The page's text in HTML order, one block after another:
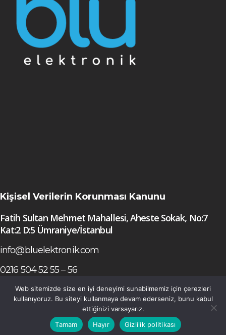
Kişisel Verilerin Korunması Kanunu
Fatih Sultan Mehmet Mahallesi, Aheste Sokak, No:7
Kat:2 D:5 Ümraniye/İstanbul
info@bluelektronik.com
0216 504 52 55 – 56
Web sitemizde size en iyi deneyimi sunabilmemiz için çerezleri
kullanıyoruz. Bu siteyi kullanmaya devam ederseniz, bunu kabul
ettiğinizi varsayarız.
Tamam
Hayır Gizlilik politikası